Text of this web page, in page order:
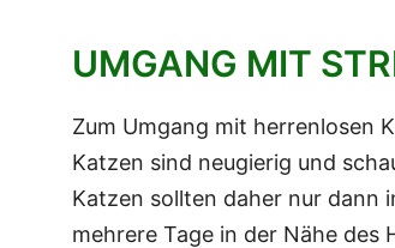
UMGANG MIT
Zum Umgang mit herrenlosen
Katzen sind neugierig und
Katzen sollten daher nur dann
mehrere Tage in der Nähe des